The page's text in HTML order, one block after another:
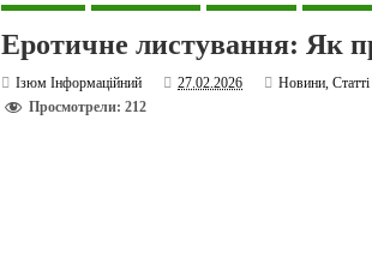
Еротичне листування: Як
Ізюм Інформаційний 27.02.2026 Новини,Статті
Просмотрели: 212